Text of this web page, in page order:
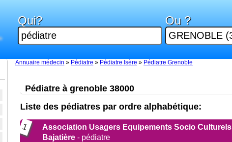
Qui? Ou ?
Annuaire médecin » Pédiatre » Pédiatre Isère » Pédiatre Grenoble
Pédiatre à grenoble 38000
Liste des pédiatres par ordre alphabétique:
1
Association Usagers Equipements Socio Culturels
Bajatière - pédiatre